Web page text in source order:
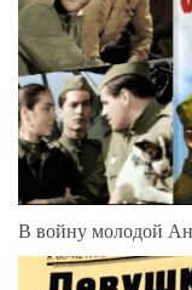
В войну молодой